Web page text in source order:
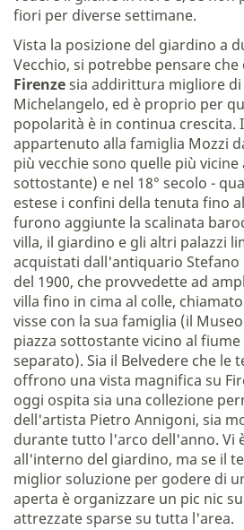
fiori per diverse settimane.
Vista la posizione del giardino a
Vecchio, si potrebbe pensare che
Firenzesia addirittura migliore di
Michelangelo, ed è proprio per
popolarità è in continua crescita.
appartenuto alla famiglia Mozzi
più vecchie sono quelle più vicine
sottostante) e nel 18° secolo -
estese i confini della tenuta fino
furono aggiunte la scalinata
villa, il giardino e gli altri palazzi
acquistati dall'antiquario
del 1900, che provvedette ad
villa fino in cima al colle,
visse con la sua famiglia (il
piazza sottostante vicino al
separato). Sia il Belvedere che le
offrono una vista magnifica su
oggi ospita sia una collezione
dell'artista Pietro Annigoni, sia
durante tutto l'arco dell'anno. Vi
all'interno del giardino, ma se il
miglior soluzione per godere di
aperta è organizzare un pic nic
attrezzate sparse su tutta l'area.